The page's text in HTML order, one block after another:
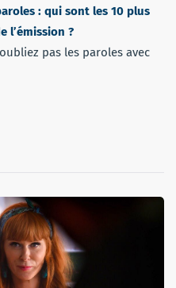
: qui sont les 10 plus
l’émission ?
pas les paroles avec